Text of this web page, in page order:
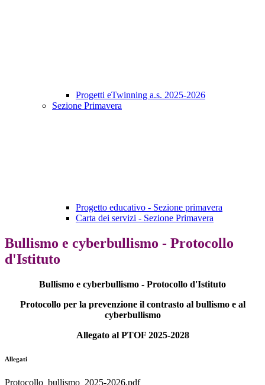
Progetti eTwinning a.s. 2025-2026
Sezione Primavera
Progetto educativo - Sezione primavera
Carta dei servizi - Sezione Primavera
Bullismo e cyberbullismo - Protocollo
d'Istituto
Bullismo e cyberbullismo - Protocollo d'Istituto
Protocollo per la prevenzione il contrasto al bullismo e al
cyberbullismo
Allegato al PTOF 2025-2028
Allegati
Protocollo_bullismo_2025-2026.pdf